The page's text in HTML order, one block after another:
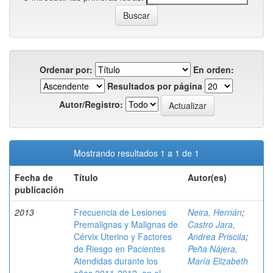
Ordenar por:
En orden:
Resultados por página
Autor/Registro:
Mostrando resultados 1 a 1 de 1
Fecha de
publicación
Título Autor(es)
2013
Frecuencia de Lesiones
Premalignas y Malignas de
Cérvix Uterino y Factores
de Riesgo en Pacientes
Atendidas durante los
Neira, Hernán;
Castro Jara,
Andrea Priscila;
Peña Nájera,
María Elizabeth